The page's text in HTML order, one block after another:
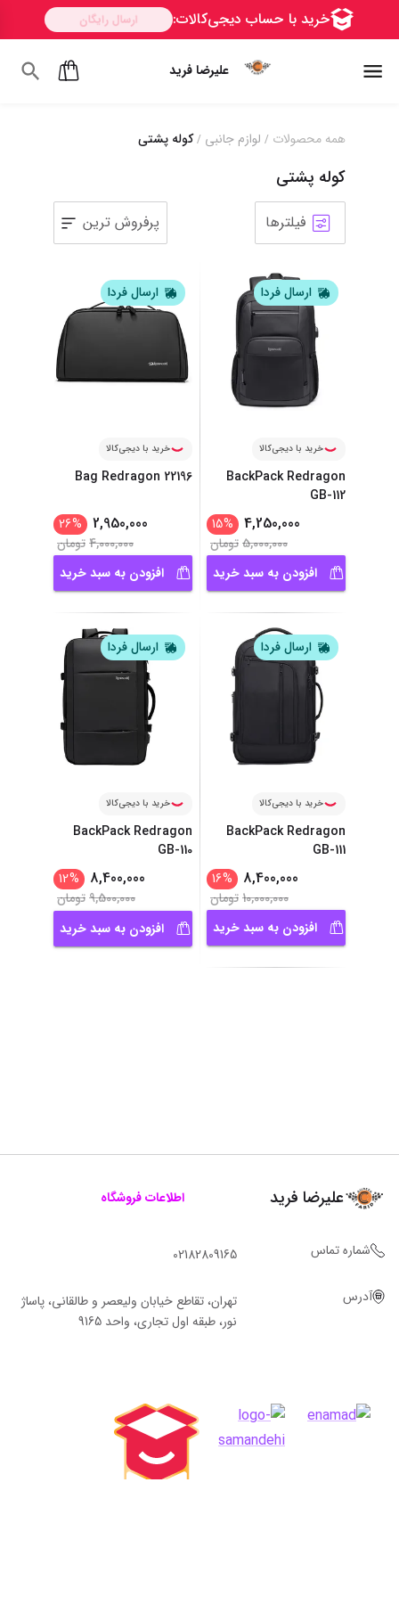
علیرضا فرید
همه محصولات / لوازم جانبی / کوله پشتی
کوله پشتی
فیلترها پرفروش ترین
ارسال فردا
خرید با دیجی‌کالا
BackPack Redragon
GB-112
4,250,000
%
15
5,000,000تومان
افزودن به سبد خرید
ارسال فردا
خرید با دیجی‌کالا
Bag Redragon 22196
2,950,000
%
26
4,000,000تومان
افزودن به سبد خرید
ارسال فردا
خرید با دیجی‌کالا
BackPack Redragon
GB-111
8,400,000
%
16
10,000,000تومان
افزودن به سبد خرید
ارسال فردا
خرید با دیجی‌کالا
BackPack Redragon
GB-110
8,400,000
%
12
9,500,000تومان
افزودن به سبد خرید
علیرضا فرید اطلاعات فروشگاه
شماره تماس 02182809165
آدرس
تهران، تقاطع خیابان ولیعصر و طالقانی، پاساژ
نور، طبقه اول تجاری، واحد 9165